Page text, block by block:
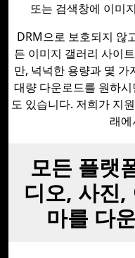
또는 검색창에 이미
DRM으로 보호되지 않
든 이미지 갤러리 사이
만, 넉넉한 용량과 몇
대량 다운로드를 원하시
도 있습니다. 저희가 지
래
모든 플랫
디오, 사진,
마를 다